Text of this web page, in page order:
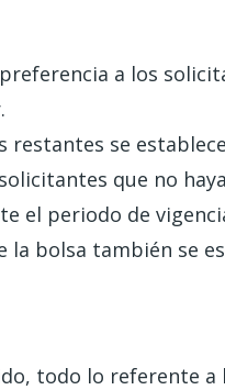
a los
restantes se
que no
el periodo de
la bolsa también se
todo lo referente